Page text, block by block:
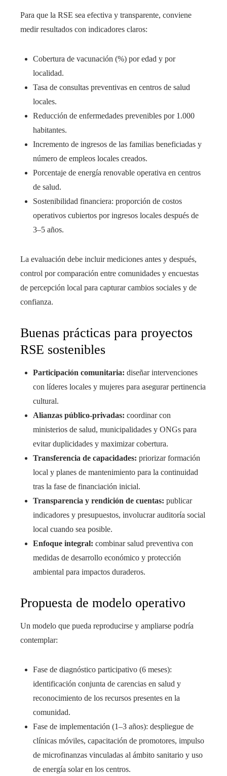
Para que la RSE sea efectiva y transparente, conviene
medir resultados con indicadores claros:
Cobertura de vacunación (%) por edad y por
localidad.
Tasa de consultas preventivas en centros de salud
locales.
Reducción de enfermedades prevenibles por 1.000
habitantes.
Incremento de ingresos de las familias beneficiadas y
número de empleos locales creados.
Porcentaje de energía renovable operativa en centros
de salud.
Sostenibilidad financiera: proporción de costos
operativos cubiertos por ingresos locales después de
3–5 años.
La evaluación debe incluir mediciones antes y después,
control por comparación entre comunidades y encuestas
de percepción local para capturar cambios sociales y de
confianza.
Buenas prácticas para proyectos
RSE sostenibles
Participación comunitaria: diseñar intervenciones
con líderes locales y mujeres para asegurar pertinencia
cultural.
Alianzas público-privadas: coordinar con
ministerios de salud, municipalidades y ONGs para
evitar duplicidades y maximizar cobertura.
Transferencia de capacidades: priorizar formación
local y planes de mantenimiento para la continuidad
tras la fase de financiación inicial.
Transparencia y rendición de cuentas: publicar
indicadores y presupuestos, involucrar auditoría social
local cuando sea posible.
Enfoque integral: combinar salud preventiva con
medidas de desarrollo económico y protección
ambiental para impactos duraderos.
Propuesta de modelo operativo
Un modelo que pueda reproducirse y ampliarse podría
contemplar:
Fase de diagnóstico participativo (6 meses):
identificación conjunta de carencias en salud y
reconocimiento de los recursos presentes en la
comunidad.
Fase de implementación (1–3 años): despliegue de
clínicas móviles, capacitación de promotores, impulso
de microfinanzas vinculadas al ámbito sanitario y uso
de energía solar en los centros.